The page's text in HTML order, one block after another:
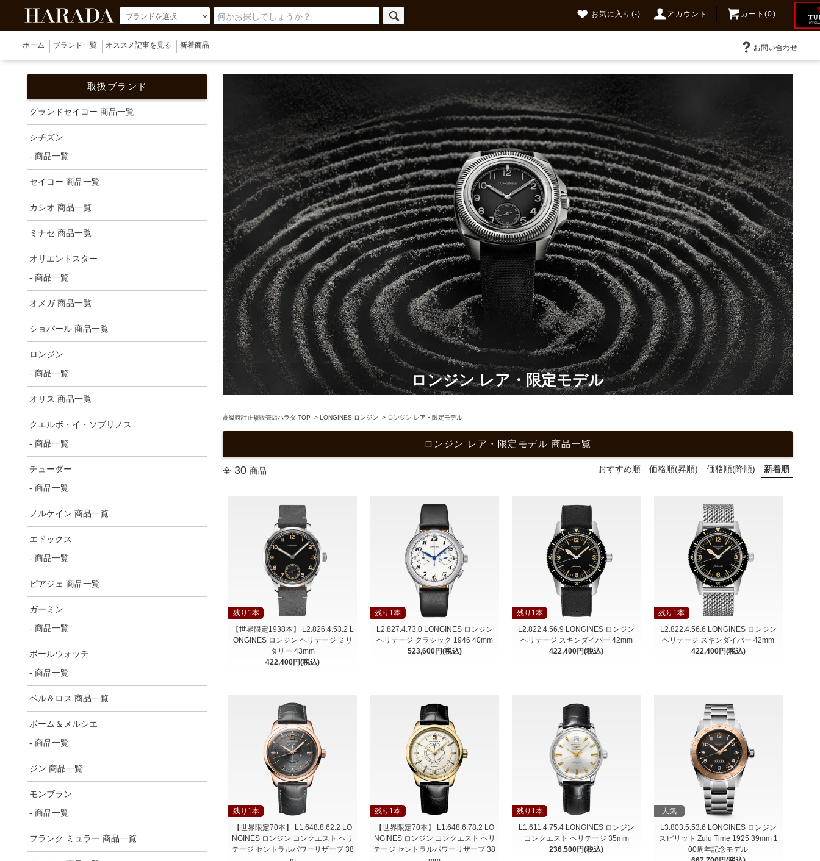
お気に入り (-) アカウント カート(0)
ホーム ブランド一覧 オススメ記事を見る 新着商品 お問い合わせ
ロンジン レア・限定モデル
高級時計正規販売店ハラダ TOP > LONGINES ロンジン > ロンジン レア・限定モデル
ロンジン レア・限定モデル 商品一覧
全 30 商品 おすすめ順 価格順(昇順) 価格順(降順) 新着順
残り1本
【世界限定1938本】 L2.826.4.53.2 L
ONGINES ロンジン ヘリテージ ミリ
タリー 43mm
422,400円(税込)
残り1本
L2.827.4.73.0 LONGINES ロンジン
ヘリテージ クラシック 1946 40mm
523,600円(税込)
残り1本
L2.822.4.56.9 LONGINES ロンジン
ヘリテージ スキンダイバー 42mm
422,400円(税込)
残り1本
L2.822.4.56.6 LONGINES ロンジン
ヘリテージ スキンダイバー 42mm
422,400円(税込)
残り1本
【世界限定70本】 L1.648.8.62.2 LO
NGINES ロンジン コンクエスト ヘリ
テージ セントラルパワーリザーブ 38
残り1本
【世界限定70本】 L1.648.6.78.2 LO
NGINES ロンジン コンクエスト ヘリ
テージ セントラルパワーリザーブ 38
残り1本
L1.611.4.75.4 LONGINES ロンジン
コンクエスト ヘリテージ 35mm
236,500円(税込)
人気
L3.803.5.53.6 LONGINES ロンジン
スピリット Zulu Time 1925 39mm 1
00周年記念モデル
取扱ブランド
グランドセイコー 商品一覧
シチズン
- 商品一覧
セイコー 商品一覧
カシオ 商品一覧
ミナセ 商品一覧
オリエントスター
- 商品一覧
オメガ 商品一覧
ショパール 商品一覧
ロンジン
- 商品一覧
オリス 商品一覧
クエルボ・イ・ソブリノス
- 商品一覧
チューダー
- 商品一覧
ノルケイン 商品一覧
エドックス
- 商品一覧
ピアジェ 商品一覧
ガーミン
- 商品一覧
ボールウォッチ
- 商品一覧
ベル＆ロス 商品一覧
ボーム＆メルシエ
- 商品一覧
ジン 商品一覧
モンブラン
- 商品一覧
フランク ミュラー 商品一覧